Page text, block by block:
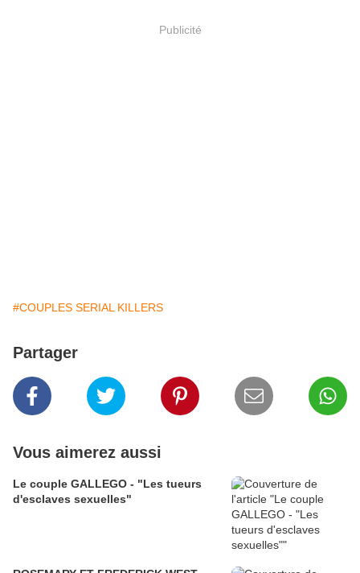
Publicité
#COUPLES SERIAL KILLERS
Partager
Vous aimerez aussi
Le couple GALLEGO - "Les tueurs
d'esclaves sexuelles"